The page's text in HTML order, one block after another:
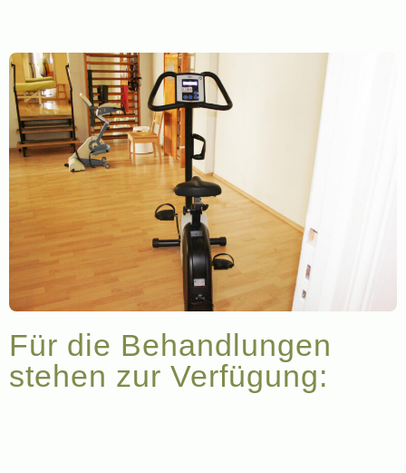
Für die Behandlungen
stehen zur Verfügung: